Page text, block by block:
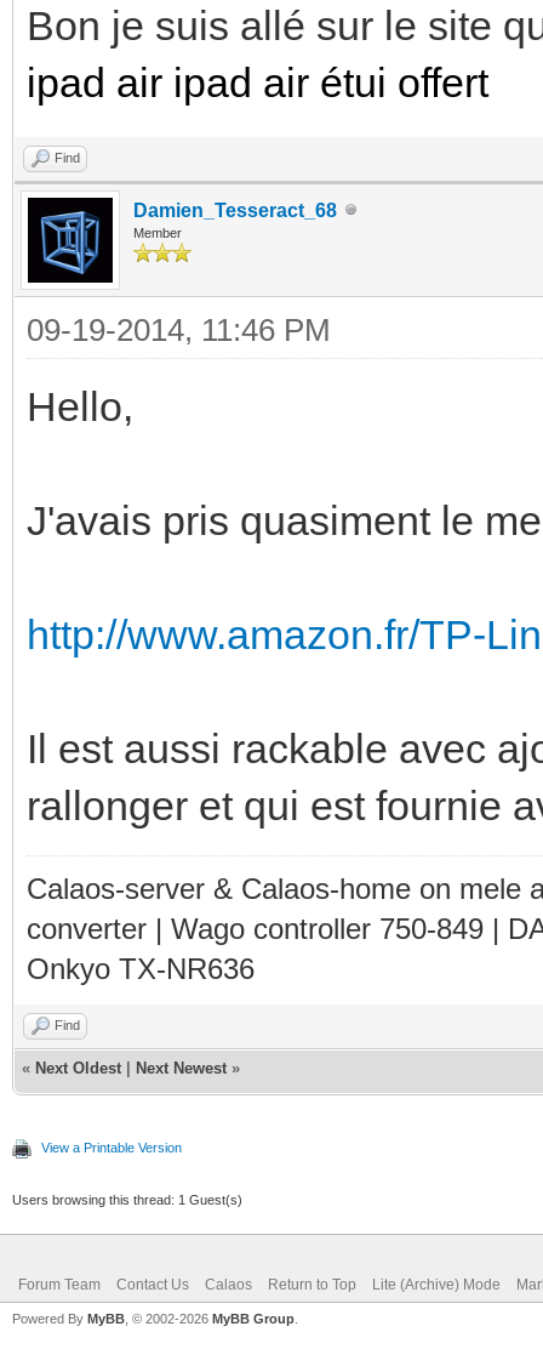
Bon je suis allé sur le site
ipad air ipad air étui offert
Find
Damien_Tesseract_68
Member
09-19-2014, 11:46 PM
Hello,
J'avais pris quasiment le
http://www.amazon.fr/TP-
Il est aussi rackable avec
rallonger et qui est fournie
Calaos-server & Calaos-home on mele
converter | Wago controller 750-849 |
Onkyo TX-NR636
Find
« Next Oldest Next Newest »
View a Printable Version
Users browsing this thread: 1 Guest(s)
Forum Team Contact Us Calaos Return to Top Lite (Archive) Mode
Powered By MyBB , © 2002-2026 MyBB Group